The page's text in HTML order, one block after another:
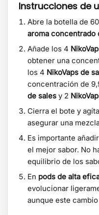
Instrucciones de
Abre la botella de
aroma concentrado
Añade los 4
obtener una
los 4 NikoVaps de
concentración de
de sales y 2
Cierra el bote y
asegurar una
Es importante
el mejor sabor. No
equilibrio de los
En pods de alta
evolucionar
aunque este